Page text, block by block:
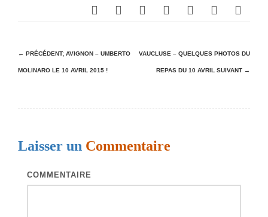
N
a
a
← PRÉCÉDENT; AVIGNON – UMBERTO
MOLINARO LE 10 AVRIL 2015 !
VAUCLUSE – QUELQUES PHOTOS DU
REPAS DU 10 AVRIL SUIVANT →
Laisser un Commentaire
COMMENTAIRE